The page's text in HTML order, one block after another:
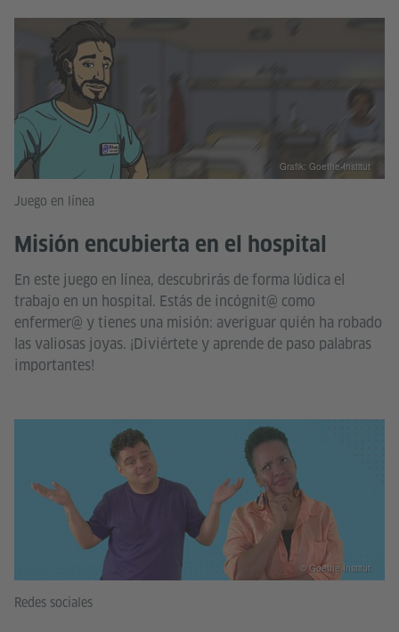
Juego en línea
Misión encubierta en el hospital
En este juego en línea, descubrirás de forma lúdica el
trabajo en un hospital. Estás de incógnit@ como
enfermer@ y tienes una misión: averiguar quién ha robado
las valiosas joyas. ¡Diviértete y aprende de paso palabras
importantes!
Grafik: Goethe-Institut
Redes sociales
© Goethe-Institut